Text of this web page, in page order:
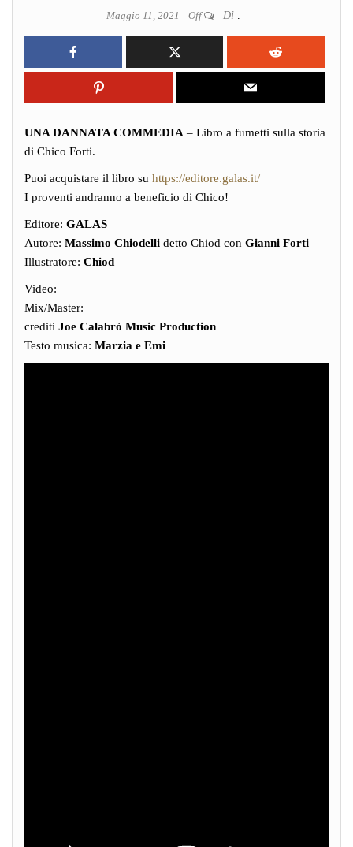
Maggio 11, 2021 Off Di
UNA DANNATA COMMEDIA – Libro a fumetti sulla storia
di Chico Forti.
Puoi acquistare il libro su https://editore.galas.it/
I proventi andranno a beneficio di Chico!
Editore: GALAS
Autore: Massimo Chiodelli detto Chiod con Gianni Forti
Illustratore: Chiod
Video:
Mix/Master:
crediti Joe Calabrò Music Production
Testo musica: Marzia e Emi